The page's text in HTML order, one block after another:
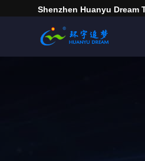
Shenzhen Huanyu Dream